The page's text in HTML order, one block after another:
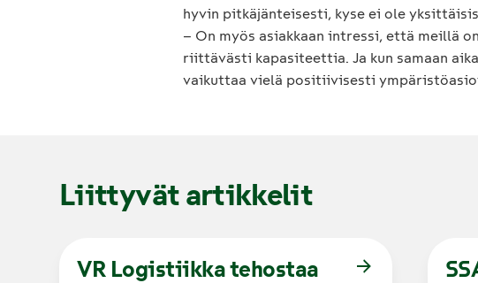
hyvin pitkäjänteisesti, kyse ei ole
– On myös asiakkaan intressi, että meillä
riittävästi kapasiteettia. Ja kun samaan
vaikuttaa vielä positiivisesti
Liittyvät artikkelit
VR Logistiikka tehostaa